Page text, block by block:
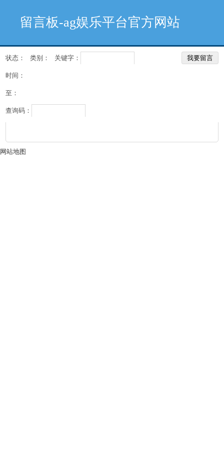
留言板-ag娱乐平台官方网站
状态： 类别： 关键字：
时间：
至：
查询码：
我要留言
我要留言
网站地图